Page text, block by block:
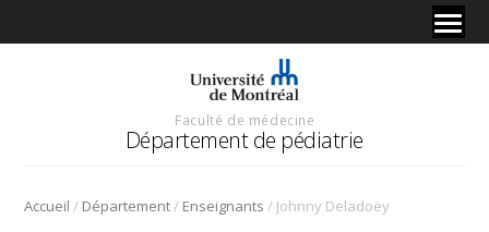
Faculté de médecine
Département de pédiatrie
Accueil / Département/ Enseignants / Johnny Deladoëy